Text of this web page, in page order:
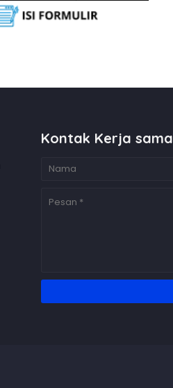
Kontak Kerja sama